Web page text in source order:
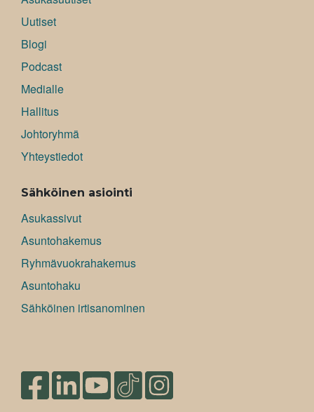
Uutiset
Blogi
Podcast
Medialle
Hallitus
Johtoryhmä
Yhteystiedot
Sähköinen asiointi
Asukassivut
Asuntohakemus
Ryhmävuokrahakemus
Asuntohaku
Sähköinen irtisanominen